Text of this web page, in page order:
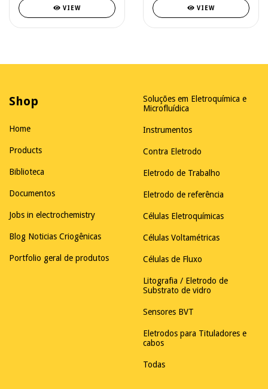
VIEW VIEW
Shop
Home
Products
Biblioteca
Documentos
Jobs in electrochemistry
Blog Noticias Criogênicas
Portfolio geral de produtos
Soluções em Eletroquímica e
Microfluídica
Instrumentos
Contra Eletrodo
Eletrodo de Trabalho
Eletrodo de referência
Células Eletroquímicas
Células Voltamétricas
Células de Fluxo
Litografia / Eletrodo de
Substrato de vidro
Sensores BVT
Eletrodos para Tituladores e
cabos
Todas